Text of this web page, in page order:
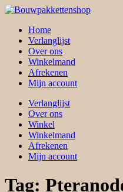
Skip
contentHome
Verlanglijst
Over ons
Winkelmand
Afrekenen
Mijn account
Verlanglijst
Over ons
Winkel
Winkelmand
Afrekenen
Mijn account
Tag: